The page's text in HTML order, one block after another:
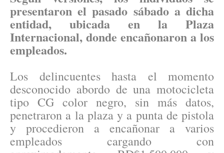
presentaron el pasado sábado a dicha
entidad, ubicada en la Plaza
Internacional, donde encañonaron a los
empleados.
Los delincuentes hasta el momento
desconocido abordo de una motocicleta
tipo CG color negro, sin más datos,
penetraron a la plaza y a punta de pistola
y procedieron a encañonar a varios
empleados cargando con